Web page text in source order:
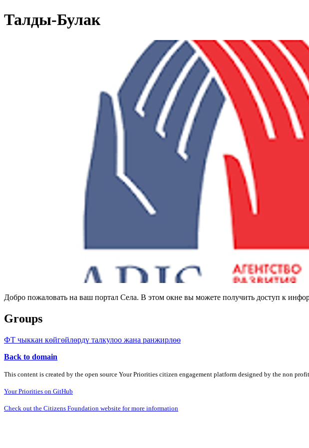
Талды-Булак
Добро пожаловать на ваш портал Села. В этом окне вы можете получить доступ к
Groups
ФТ чыккан көйгөйлөрдү талкулоо жана ранжирлөө
Back to domain
This content is created by the open source Your Priorities citizen engagement platform designed by the non
Your Priorities on GitHub
Check out the Citizens Foundation website for more information